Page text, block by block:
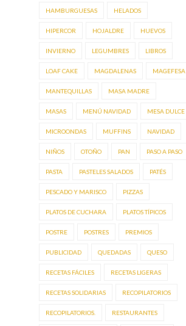
HAMBURGUESAS HELADOS
HIPERCOR HOJALDRE HUEVOS
INVIERNO LEGUMBRES LIBROS
LOAF CAKE MAGDALENAS MAGEFESA
MANTEQUILLAS MASA MADRE
MASAS MENÚ NAVIDAD MESA DULCE
MICROONDAS MUFFINS NAVIDAD
NIÑOS OTOÑO PAN PASO A PASO
PASTA PASTELES SALADOS PATÉS
PESCADO Y MARISCO PIZZAS
PLATOS DE CUCHARA PLATOS TÍPICOS
POSTRE POSTRES PREMIOS
PUBLICIDAD QUEDADAS QUESO
RECETAS FÁCILES RECETAS LIGERAS
RECETAS SOLIDARIAS RECOPILATORIOS
RECOPILATORIOS. RESTAURANTES